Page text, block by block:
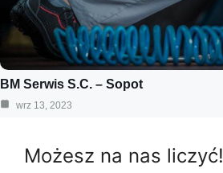
BM Serwis S.C. – Sopot
wrz 13, 2023
Możesz na nas liczyć!